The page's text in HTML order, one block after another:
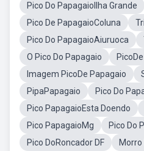
Pico Do PapagaioIlha Grande
Pico De PapagaioColuna
Pico Do PapagaioAiuruoca
O Pico Do Papagaio
Imagem PicoDe Papagaio
PipaPapagaio
Pico Do
Pico PapagaioEsta Doendo
Pico PapagaioMg
Pico Do
Pico DoRoncador DF
Morro